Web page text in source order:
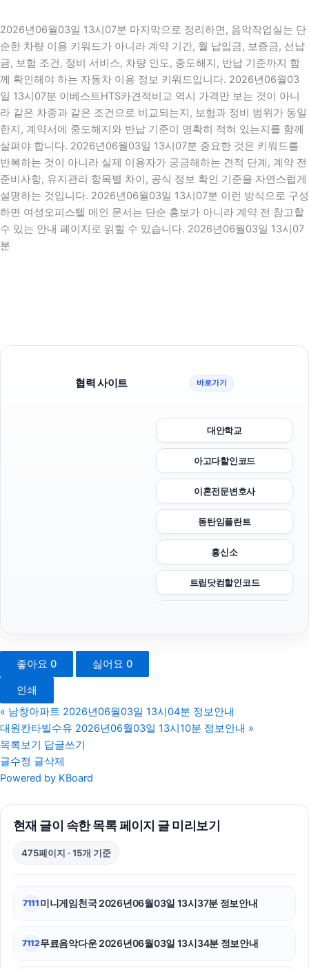
2026년06월03일 13시07분 마지막으로 정리하면, 음악작업실는 단
순한 차량 이용 키워드가 아니라 계약 기간, 월 납입금, 보증금, 선납
금, 보험 조건, 정비 서비스, 차량 인도, 중도해지, 반납 기준까지 함
께 확인해야 하는 자동차 이용 정보 키워드입니다. 2026년06월03
일 13시07분 이베스트HTS카견적비교 역시 가격만 보는 것이 아니
라 같은 차종과 같은 조건으로 비교되는지, 보험과 정비 범위가 동일
한지, 계약서에 중도해지와 반납 기준이 명확히 적혀 있는지를 함께
살펴야 합니다. 2026년06월03일 13시07분 중요한 것은 키워드를
반복하는 것이 아니라 실제 이용자가 궁금해하는 견적 단계, 계약 전
준비사항, 유지관리 항목별 차이, 공식 정보 확인 기준을 자연스럽게
설명하는 것입니다. 2026년06월03일 13시07분 이런 방식으로 구성
하면 여성오피스텔 메인 문서는 단순 홍보가 아니라 계약 전 참고할
수 있는 안내 페이지로 읽힐 수 있습니다. 2026년06월03일 13시07
분
협력 사이트 바로가기
대안학교
아고다할인코드
이혼전문변호사
동탄임플란트
흥신소
트립닷컴할인코드
마포하수구막힘
서울암요양병원
축구반티
좋아요 0 싫어요 0
인쇄
« 남창아파트 2026년06월03일 13시04분 정보안내
대원칸타빌수유 2026년06월03일 13시10분 정보안내 »
목록보기 답글쓰기
글수정 글삭제
Powered by KBoard
현재 글이 속한 목록 페이지 글 미리보기
475페이지 · 15개 기준
7111 미니게임천국 2026년06월03일 13시37분 정보안내
7112무료음악다운 2026년06월03일 13시34분 정보안내